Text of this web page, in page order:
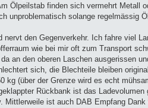
Ölpeilstab finden sich vermehrt Metall
solange regelmässig
den Gegenverkehr. Ich fahre viel
wie bei mir oft zum Transport
an den oberen Laschen ausgerissen
sich, die Blechteile bleiben
(über der Grenze wird es echt
Rückbank ist das Ladevolumen
ist auch DAB Empfang